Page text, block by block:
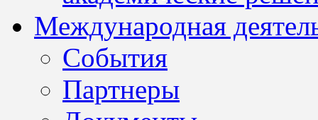
Международная
События
Партнеры